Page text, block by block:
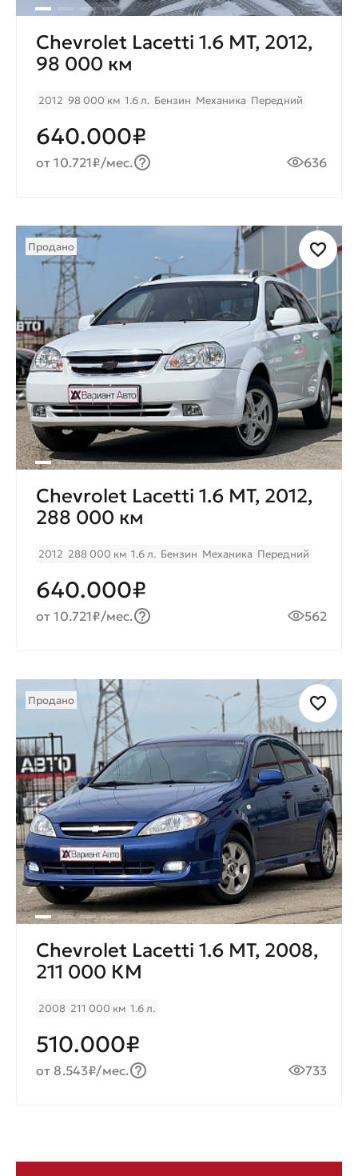
Chevrolet Lacetti 1.6 MT, 2012,
98 000 км
2012 98 000 км 1.6 л. Бензин Механика Передний
640.000₽
от 10.721₽/мес. 636
Продано
Chevrolet Lacetti 1.6 МT, 2012,
288 000 км
2012 288 000 км 1.6 л. Бензин Механика Передний
640.000₽
от 10.721₽/мес. 562
Продано
Chevrolet Lacetti 1.6 MT, 2008,
211 000 КМ
2008 211 000 км 1.6 л.
510.000₽
от 8.543₽/мес. 733